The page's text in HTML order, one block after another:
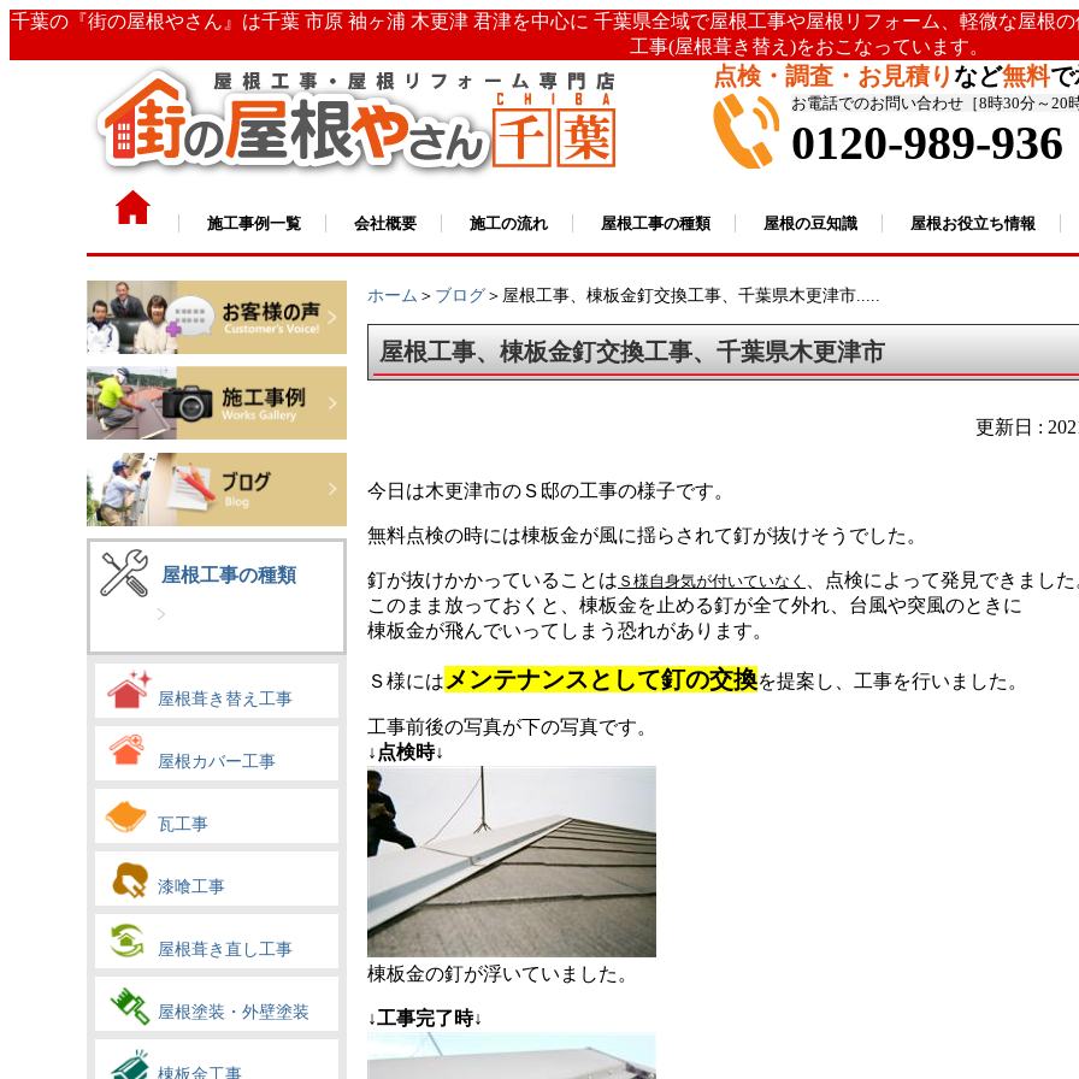
千葉の『街の屋根やさん』は千葉 市原 袖ヶ浦 木更津 君津を中心に 千葉県全域で屋根工事や屋根リフォーム、軽微な屋根
工事(屋根葺き替え)をおこなっています。
点検・調査・お見積りなど無料で
お電話でのお問い合わせ［8時30分～20
0120-989-936
施工事例一覧 会社概要 施工の流れ 屋根工事の種類 屋根の豆知識 屋根お役立ち情報
屋根工事の種類
屋根葺き替え工事
屋根カバー工事
瓦工事
漆喰工事
屋根葺き直し工事
屋根塗装・外壁塗装
棟板金工事
ホーム ＞ ブログ ＞屋根工事、棟板金釘交換工事、千葉県木更津市.....
屋根工事、棟板金釘交換工事、千葉県木更津市
更新日 :
今日は木更津市のＳ邸の工事の様子です。
無料点検の時には棟板金が風に揺らされて釘が抜けそうでした。
釘が抜けかかっていることは Ｓ様自身気が付いていなく
、点検によって発見できまし
このまま放っておくと、棟板金を止める釘が全て外れ、台風や突風のときに
棟板金が飛んでいってしまう恐れがあります。
Ｓ様には メンテナンスとして釘の交換を提案し、工事を行いました。
工事前後の写真が下の写真です。
↓点検時↓
棟板金の釘が浮いていました。
↓工事完了時↓